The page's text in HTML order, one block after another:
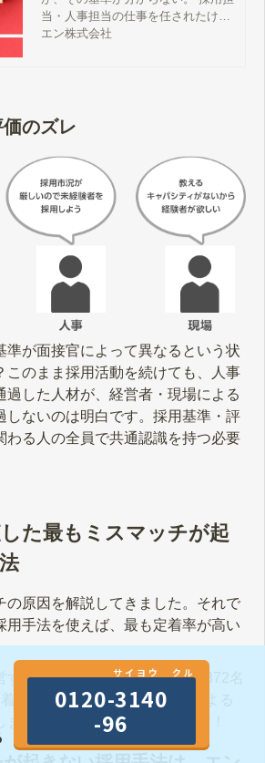
当・人事担当の仕事を任されたけれ
ど、何から手をつけたらいいか。 そ
て方など。採用活動に必要な基礎知
識をひと通りカバーしています。ぜ
ひ参考にしてください。 採用担当者
が読みたい資料三選 中途採用のやる
べきことリストまとめ 2021年中途採
用対策レポート 中途採用に最適な時
期とは？ 採用担当者が参考にしたい
採用成功事例 採用担当者の選び方！
選ばれた採用担当に求められる資質
とは？ 採用担当者の役目は、見極め
と…
エン株式会社
のズレ
準が面接官によって異なるという状
このまま採用活動を続けても、人事
過した人材が、経営者・現場による
しないのは明白です。採用基準・評
わる人の全員で共通認識を持つ必要
た最もミスマッチが起
の原因を解説してきました。それで
用手法を使えば、最も定着率が高い
する『入社後活躍研究所』が3872名
率の算出とインターネットによる
ました。その結果を公開します！
サイヨウ クル
0120-3140
-96